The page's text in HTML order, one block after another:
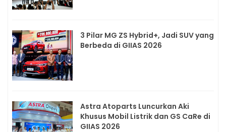
3 Pilar MG ZS Hybrid+, Jadi SUV yang
Berbeda di GIIAS 2026
Astra Atoparts Luncurkan Aki
Khusus Mobil Listrik dan GS CaRe di
GIIAS 2026